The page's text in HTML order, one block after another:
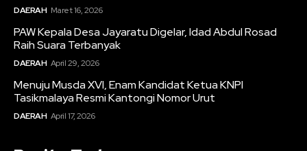
DAERAH Maret 16, 2026
PAW Kepala Desa Jayaratu Digelar, Idad Abdul Rosad
Raih Suara Terbanyak
DAERAH April 29, 2026
Menuju Musda XVI, Enam Kandidat Ketua KNPI
Tasikmalaya Resmi Kantongi Nomor Urut
DAERAH April 17, 2026